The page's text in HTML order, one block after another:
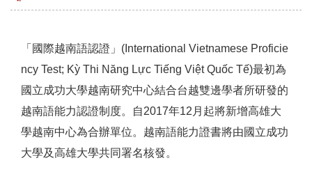
「國際越南語認證」(International Vietnamese Proficie
ncy Test; Kỳ Thi Năng Lực Tiếng Việt Quốc Tế)最初為
國立成功大學越南研究中心結合台越雙邊學者所研發的
越南語能力認證制度。自2017年12月起將新增高雄大
學越南中心為合辦單位。越南語能力證書將由國立成功
大學及高雄大學共同署名核發。